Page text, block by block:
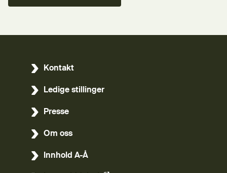
Kontakt
Ledige stillinger
Presse
Om oss
Innhold A-Å